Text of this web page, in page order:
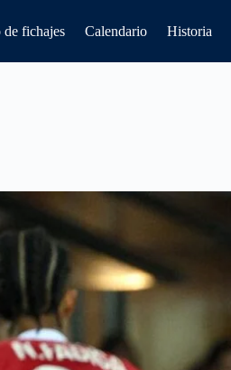
de fichajes Calendario Historia